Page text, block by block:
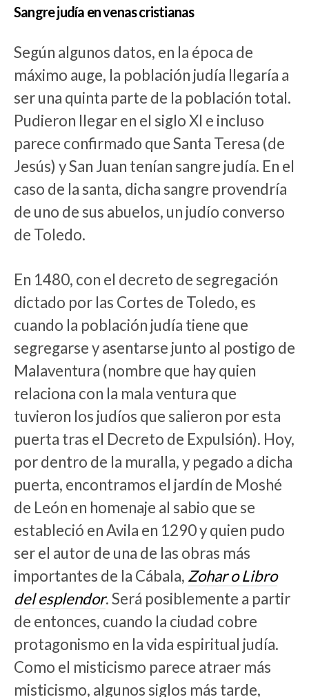
Sangre judía en venas cristianas
Según algunos datos, en la época de
máximo auge, la población judía llegaría a
ser una quinta parte de la población total.
Pudieron llegar en el siglo XI e incluso
parece confirmado que Santa Teresa (de
Jesús) y San Juan tenían sangre judía. En el
caso de la santa, dicha sangre provendría
de uno de sus abuelos, un judío converso
de Toledo.
En 1480, con el decreto de segregación
dictado por las Cortes de Toledo, es
cuando la población judía tiene que
segregarse y asentarse junto al postigo de
Malaventura (nombre que hay quien
relaciona con la mala ventura que
tuvieron los judíos que salieron por esta
puerta tras el Decreto de Expulsión). Hoy,
por dentro de la muralla, y pegado a dicha
puerta, encontramos el jardín de Moshé
de León en homenaje al sabio que se
estableció en Avila en 1290 y quien pudo
ser el autor de una de las obras más
importantes de la Cábala, Zohar o Libro
del esplendor. Será posiblemente a partir
de entonces, cuando la ciudad cobre
protagonismo en la vida espiritual judía.
Como el misticismo parece atraer más
misticismo, algunos siglos más tarde,